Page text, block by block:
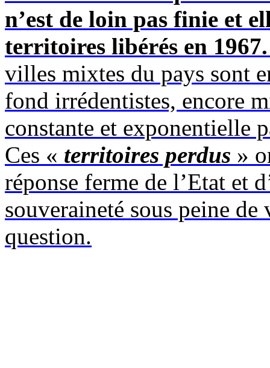
n’est de loin pas finie et
territoires libérés en 1967.
villes mixtes du pays sont
fond irrédentistes, encore
constante et exponentielle
Ces « territoires perdus »
réponse ferme de l’Etat et
souveraineté sous peine
question.